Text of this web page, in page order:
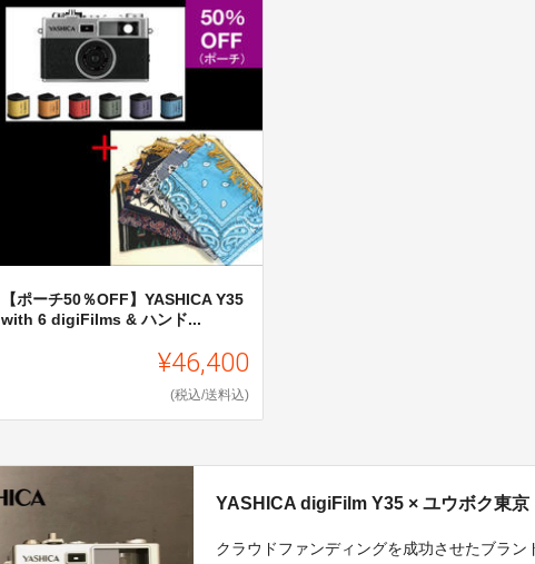
【ポーチ50％OFF】YASHICA Y35
with 6 digiFilms & ハンド...
¥46,400
(税込/送料込)
YASHICA digiFilm Y35 × ユウボク東京
クラウドファンディングを成功させたブラ